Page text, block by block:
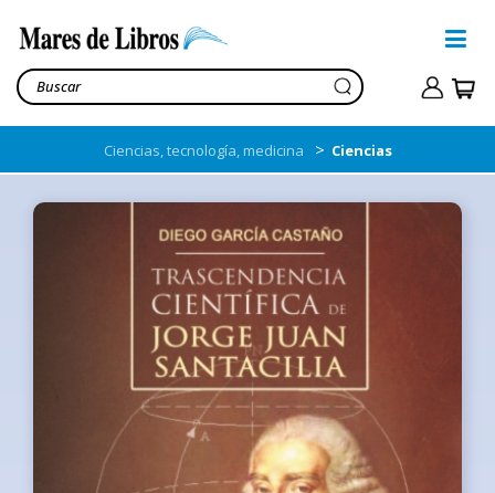
Ciencias, tecnología, medicina > Ciencias